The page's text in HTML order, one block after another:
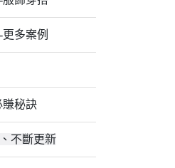
更多案例
賺秘訣
不斷更新